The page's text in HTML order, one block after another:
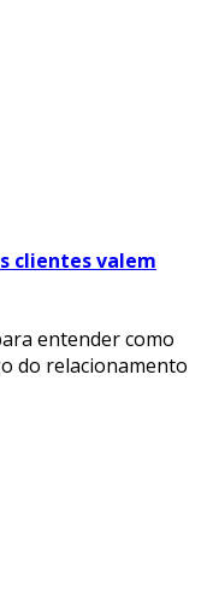
clientes valem
entender como
do relacionamento